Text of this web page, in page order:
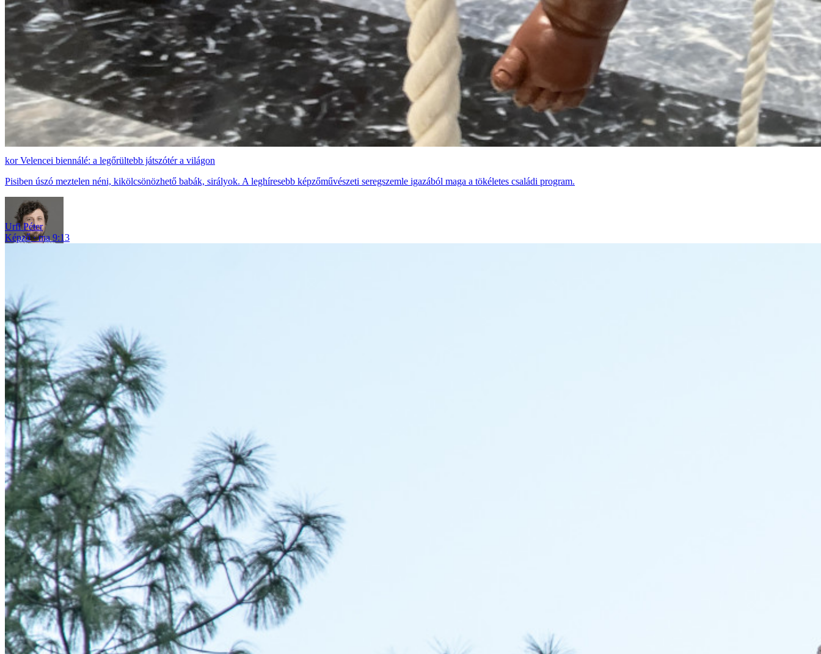
Velencei biennálé: a legőrültebb játszótér a világon
Pisiben úszó meztelen néni, kikölcsönözhető babák, sirályok. A leghíresebb képzőművészeti seregszemle igazából maga a tökéletes családi program.
Urfi Péter
Képző
ma 9:13